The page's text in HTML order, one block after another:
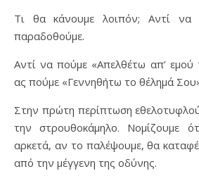
Τι θα κάνουμε λοιπόν; Αντί να
παραδοθούμε.
Αντί να πούμε «Απελθέτω απ’ εμού
ας πούμε «Γεννηθήτω το θέλημά
Στην πρώτη περίπτωση
την στρουθοκάμηλο. Νομίζουμε
αρκετά, αν το παλέψουμε, θα
από την μέγγενη της οδύνης.